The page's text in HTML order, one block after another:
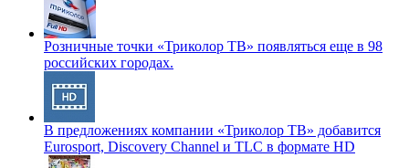
Розничные точки «Триколор ТВ» появляться еще в 98
российских городах.
В предложениях компании «Триколор ТВ» добавится
Eurosport, Discovery Channel и TLC в формате HD